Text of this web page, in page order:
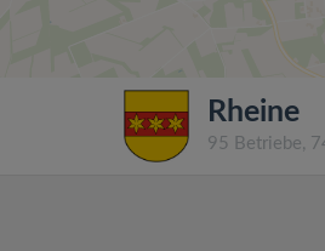
Rheine
95 Betriebe,